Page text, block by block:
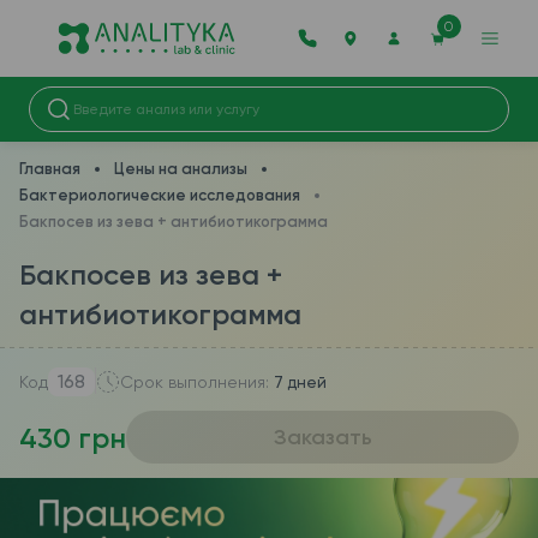
0
Главная
Цены на анализы
Бактериологические исследования
Бакпосев из зева + антибиотикограмма
Бакпосев из зева +
антибиотикограмма
Код 168 Срок выполнения: 7 дней
430 грн Заказать